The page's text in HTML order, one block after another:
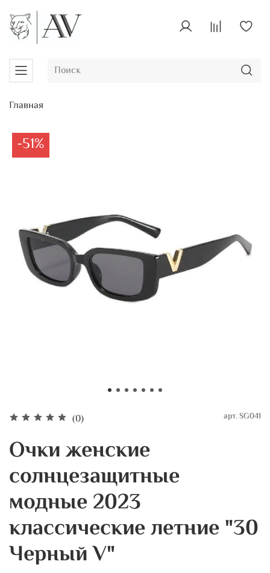
Главная
-51%
(0) арт.SG041
Очки женские
солнцезащитные
модные 2023
классические летние "30
Черный V"